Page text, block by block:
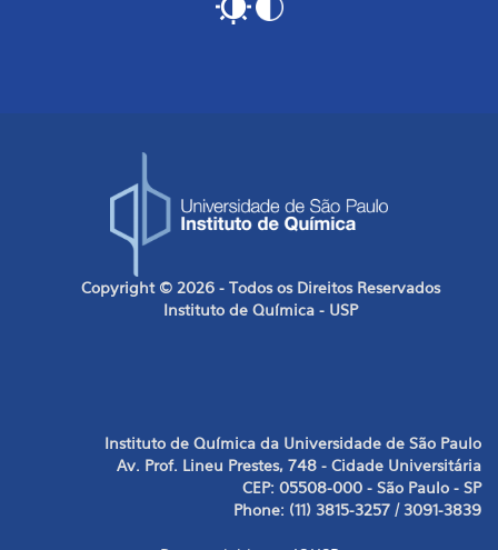
Copyright © 2026 - Todos os Direitos Reservados
Instituto de Química - USP
Instituto de Química da Universidade de São Paulo
Av. Prof. Lineu Prestes, 748 - Cidade Universitária
CEP: 05508-000 - São Paulo - SP
Phone: (11) 3815-3257 / 3091-3839